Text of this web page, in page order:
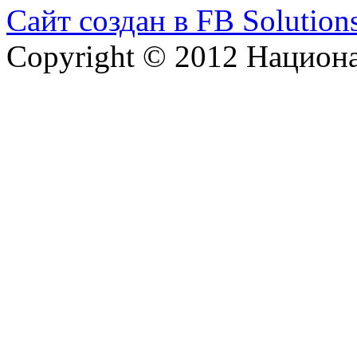
Сайт создан в FB
Copyright © 2012